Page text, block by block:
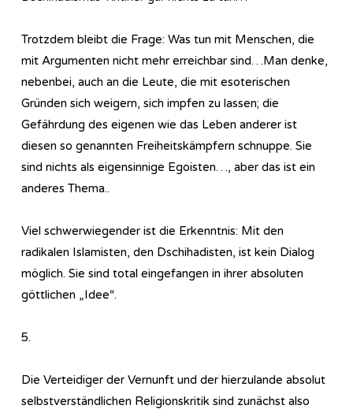
Trotzdem bleibt die Frage: Was tun mit Menschen, die
mit Argumenten nicht mehr erreichbar sind…Man denke,
nebenbei, auch an die Leute, die mit esoterischen
Gründen sich weigern, sich impfen zu lassen; die
Gefährdung des eigenen wie das Leben anderer ist
diesen so genannten Freiheitskämpfern schnuppe. Sie
sind nichts als eigensinnige Egoisten…, aber das ist ein
anderes Thema..
Viel schwerwiegender ist die Erkenntnis: Mit den
radikalen Islamisten, den Dschihadisten, ist kein Dialog
möglich. Sie sind total eingefangen in ihrer absoluten
göttlichen „Idee“.
5.
Die Verteidiger der Vernunft und der hierzulande absolut
selbstverständlichen Religionskritik sind zunächst also